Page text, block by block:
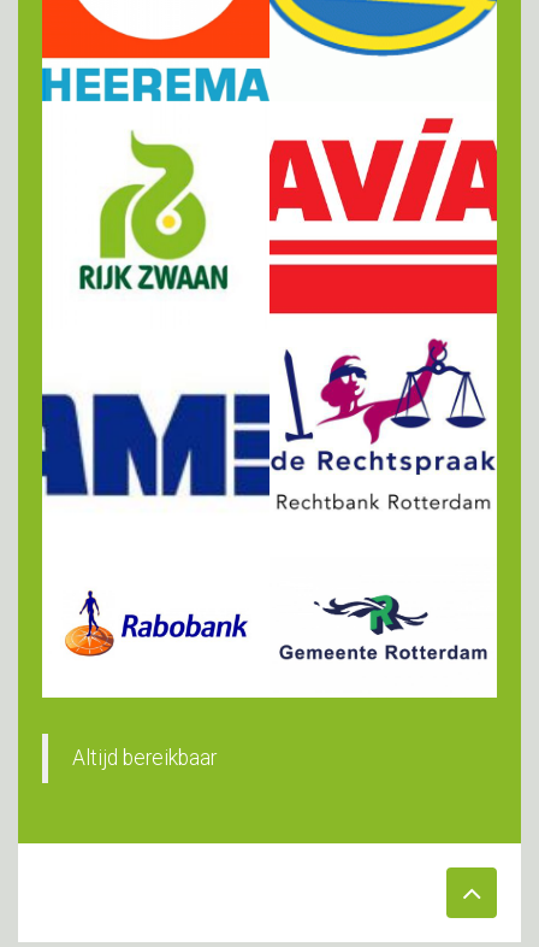
Altijd bereikbaar